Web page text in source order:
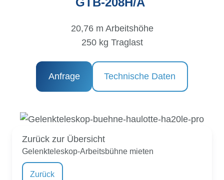
20,76 m Arbeitshöhe
250 kg Traglast
Anfrage Technische Daten
Zurück zur Übersicht
Gelenkteleskop-Arbeitsbühne mieten
Zurück